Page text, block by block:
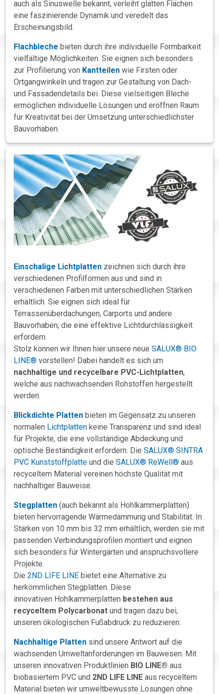
auch als Sinuswelle bekannt, verleiht glatten Flächen
eine faszinierende Dynamik und veredelt das
Erscheinungsbild.
Flachbleche bieten durch ihre individuelle Formbarkeit
vielfältige Möglichkeiten. Sie eignen sich besonders
zur Profilierung von Kantteilen wie Firsten oder
Ortgangwinkeln und tragen zur Gestaltung von Dach-
und Fassadendetails bei. Diese vielseitigen Bleche
ermöglichen individuelle Lösungen und eröffnen Raum
für Kreativität bei der Umsetzung unterschiedlichster
Bauvorhaben.
Einschalige Lichtplatten zeichnen sich durch ihre
verschiedenen Profilformen aus und sind in
verschiedenen Farben mit unterschiedlichen Stärken
erhältlich. Sie eignen sich ideal für
Terrassenüberdachungen, Carports und andere
Bauvorhaben, die eine effektive Lichtdurchlässigkeit
erfordern.
Stolz können wir Ihnen hier unsere neue SALUX® BIO
LINE® vorstellen! Dabei handelt es sich um
nachhaltige und recycelbare PVC-Lichtplatten,
welche aus nachwachsenden Rohstoffen hergestellt
werden.
Blickdichte Platten bieten im Gegensatz zu unseren
normalen Lichtplatten keine Transparenz und sind ideal
für Projekte, die eine vollständige Abdeckung und
optische Beständigkeit erfordern. Die SALUX® SINTRA
PVC Kunststoffplatte und die SALUX® ReWell® aus
recyceltem Material vereinen höchste Qualität mit
nachhaltiger Bauweise.
Stegplatten (auch bekannt als Hohlkammerplatten)
bieten hervorragende Wärmedämmung und Stabilität. In
Stärken von 10 mm bis 32 mm erhältlich, werden sie mit
passenden Verbindungsprofilen montiert und eignen
sich besonders für Wintergärten und anspruchsvollere
Projekte.
Die 2ND LIFE LINE bietet eine Alternative zu
herkömmlichen Stegplatten. Diese
innovativen Hohlkammerplatten bestehen aus
recyceltem Polycarbonat und tragen dazu bei,
unseren ökologischen Fußabdruck zu reduzieren.
Nachhaltige Platten sind unsere Antwort auf die
wachsenden Umweltanforderungen im Bauwesen. Mit
unseren innovativen Produktlinien BIO LINE® aus
biobasiertem PVC und 2ND LIFE LINE aus recyceltem
Material bieten wir umweltbewusste Lösungen ohne